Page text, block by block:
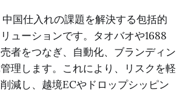
国仕入れの課題を解決する包括的
ューションです。タオバオや1688
者をつなぎ、自動化、ブランディン
理します。これにより、リスクを軽
減し、越境ECやドロップシッピン